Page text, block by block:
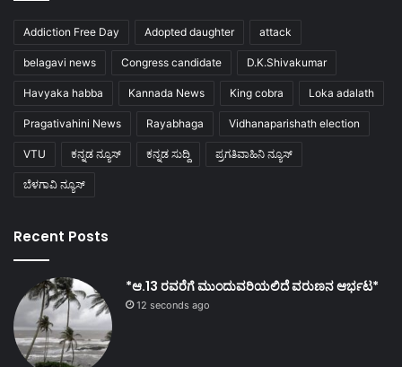
Addiction Free Day Adopted daughter attack
belagavi news Congress candidate D.K.Shivakumar
Havyaka habba Kannada News King cobra Loka adalath
Pragativahini News Rayabhaga Vidhanaparishath election
VTU ಕನ್ನಡ ನ್ಯೂಸ್ ಕನ್ನಡ ಸುದ್ದಿ ಪ್ರಗತಿವಾಹಿನಿ ನ್ಯೂಸ್
ಬೆಳಗಾವಿ ನ್ಯೂಸ್
Recent Posts
*ಆ.13 ರವರೆಗೆ ಮುಂದುವರಿಯಲಿದೆ ವರುಣನ ಆರ್ಭಟ*
12 seconds ago